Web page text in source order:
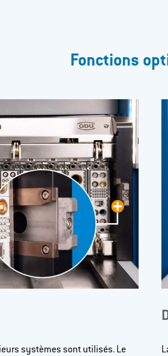
Fonctions
systèmes sont utilisés. Le